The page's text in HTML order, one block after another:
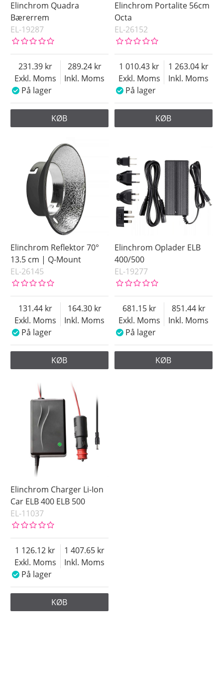
Elinchrom Quadra
Bærerrem
EL-19287
Exkl. Moms
231.39
Inkl. Moms
289.24
På lager
KØB
Elinchrom Portalite 56cm
Octa
EL-26152
Exkl. Moms
1 010.43
Inkl. Moms
1 263.04
På lager
KØB
Elinchrom Reflektor 70°
13.5 cm | Q-Mount
EL-26145
Exkl. Moms
131.44
Inkl. Moms
164.30
På lager
KØB
Elinchrom Oplader ELB
400/500
EL-19277
Exkl. Moms
681.15
Inkl. Moms
851.44
På lager
KØB
Elinchrom Charger Li-Ion
Car ELB 400 ELB 500
EL-11037
Exkl. Moms
1 126.12
Inkl. Moms
1 407.65
På lager
KØB